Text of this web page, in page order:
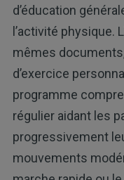
d’éducation
l’activité physique.
mêmes
d’exercice
programme
régulier aidant les
progressivement
mouvements